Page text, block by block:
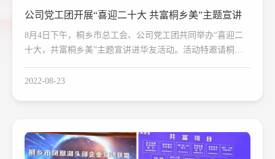
公司党工团开展“喜迎二十大 共富桐乡美”主题宣讲
8月4日下午，桐乡市总工会、公司党工团共同举办“喜迎二
十大，共富桐乡美”主题宣讲进华友活动。活动特邀请桐乡
司党员、华友铁军学员、生产一线职工代表、新大学生等群
2022-08-23